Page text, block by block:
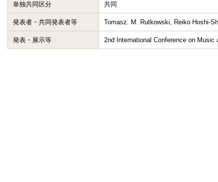
単独共同区分 共同
発表者・共同発表者等 Tomasz. M. Rutkowski, Reiko Hoshi-
発表・展示等 2nd International Conference on Music